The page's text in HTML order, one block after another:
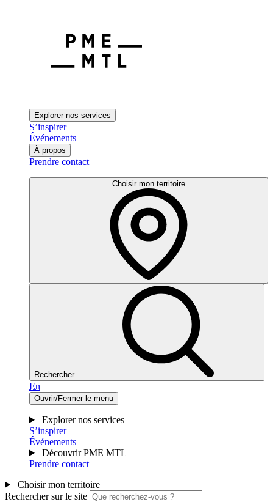
Explorer nos services
S’inspirer
Événements
À propos
Prendre contact
Choisir mon territoire
Rechercher
En
Ouvrir/Fermer le menu
Explorer nos services
S’inspirer
Événements
Découvrir PME MTL
Prendre contact
Choisir mon territoire
Rechercher sur le site